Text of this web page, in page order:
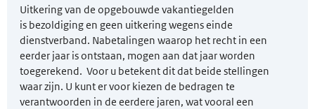
Uitkering van de opgebouwde vakantiegelden
is bezoldiging en geen uitkering wegens einde
dienstverband. Nabetalingen waarop het recht in een
eerder jaar is ontstaan, mogen aan dat jaar worden
toegerekend. Voor u betekent dit dat beide stellingen
waar zijn. U kunt er voor kiezen de bedragen te
verantwoorden in de eerdere jaren, wat vooral een